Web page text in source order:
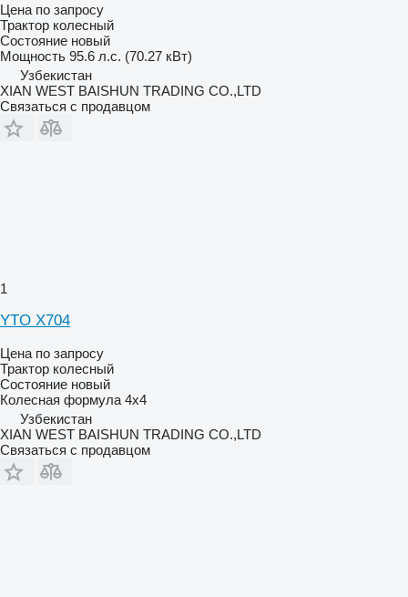
Цена по запросу
Трактор колесный
Состояние новый
Мощность 95.6 л.с. (70.27 кВт)
Узбекистан
XIAN WEST BAISHUN TRADING CO.,LTD
Связаться с продавцом
1
YTO X704
Цена по запросу
Трактор колесный
Состояние новый
Колесная формула 4x4
Узбекистан
XIAN WEST BAISHUN TRADING CO.,LTD
Связаться с продавцом